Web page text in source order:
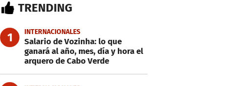
TRENDING
1 INTERNACIONALES
Salario de Vozinha: lo que
ganará al año, mes, día y hora el
arquero de Cabo Verde